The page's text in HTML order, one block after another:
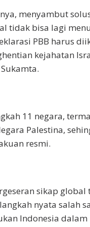
menyambut
tidak bisa lagi
PBB harus
kejahatan
11 negara,
Palestina,
resmi.
sikap global
nyata salah
Indonesia dalam